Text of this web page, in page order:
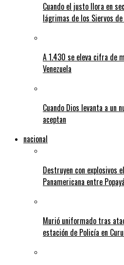
Cuando el justo llora en
lágrimas de los Siervos
A 1.430 se eleva cifra de
Venezuela
Cuando Dios levanta a un
aceptan
nacional
Destruyen con explosivos
Panamericana entre
Murió uniformado tras
estación de Policía en